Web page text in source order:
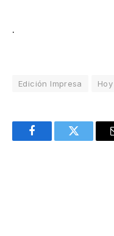
.
Edición Impresa Hoy
FacebookTwitter